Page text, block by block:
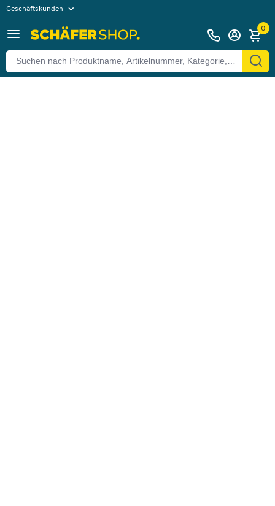
Geschäftskunden
0
Zurück